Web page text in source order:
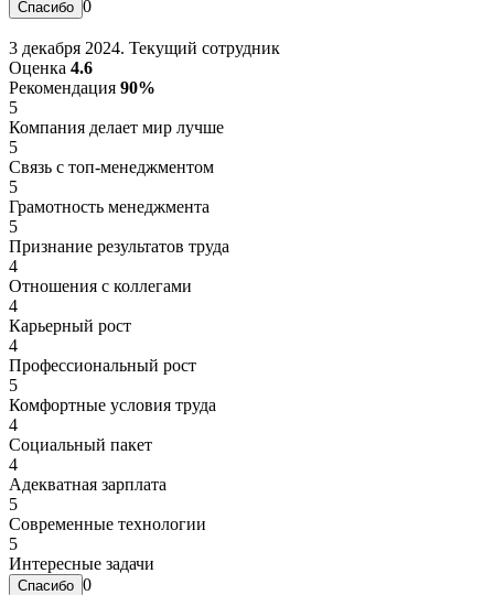
0
3 декабря 2024. Текущий сотрудник
Оценка 4.6
Рекомендация 90%
5
Компания делает мир лучше
5
Связь с топ-менеджментом
5
Грамотность менеджмента
5
Признание результатов труда
4
Отношения с коллегами
4
Карьерный рост
4
Профессиональный рост
5
Комфортные условия труда
4
Социальный пакет
4
Адекватная зарплата
5
Современные технологии
5
Интересные задачи
0